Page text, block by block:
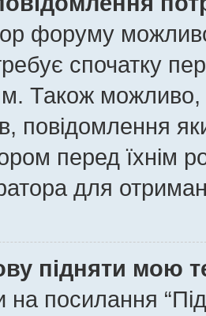
форуму
спочатку
Також можливо,
повідомлення
перед їхнім
для
підняти мою
посилання